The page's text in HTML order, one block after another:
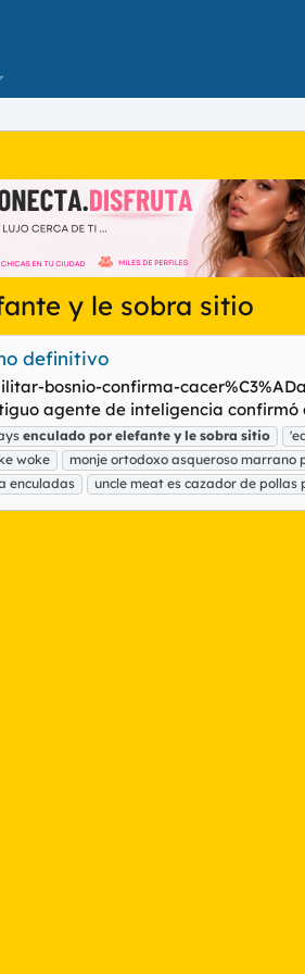
y le sobra sitio
definitivo
bosnio-confirma-
agente de inteligencia
enculado por elefante y le sobra sitio
woke
monje ortodoxo asqueroso marrano
enculadas uncle meat es cazador de pollas